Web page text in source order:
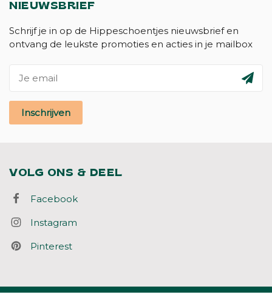
NIEUWSBRIEF
Schrijf je in op de Hippeschoentjes nieuwsbrief en
ontvang de leukste promoties en acties in je mailbox
Inschrijven
VOLG ONS & DEEL
Facebook
Instagram
Pinterest